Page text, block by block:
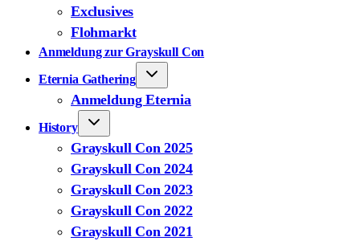
Exclusives
Flohmarkt
Anmeldung zur Grayskull Con
Eternia Gathering
Anmeldung Eternia
History
Grayskull Con 2025
Grayskull Con 2024
Grayskull Con 2023
Grayskull Con 2022
Grayskull Con 2021